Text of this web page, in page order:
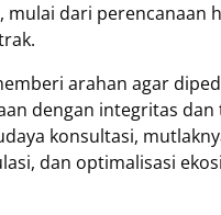
mulai dari perencanaan
arahan agar
dengan integritas
konsultasi,
dan optimalisasi